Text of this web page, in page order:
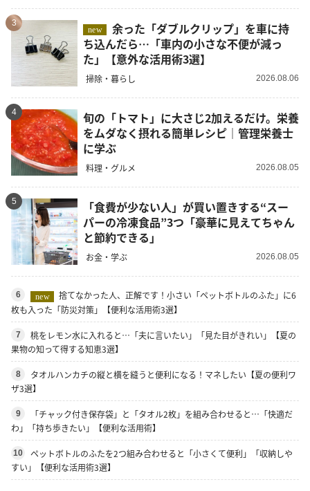
3
new
余った「ダブルクリップ」を車に持
ち込んだら…「車内の小さな不便が減っ
た」【意外な活用術3選】
掃除・暮らし 2026.08.06
4
旬の「トマト」に大さじ2加えるだけ。栄養
をムダなく摂れる簡単レシピ｜管理栄養士
に学ぶ
料理・グルメ 2026.08.05
5
「食費が少ない人」が買い置きする“スー
パーの冷凍食品”3つ「豪華に見えてちゃん
と節約できる」
お金・学ぶ 2026.08.05
6 new
捨てなかった人、正解です！小さい「ペットボトルのふた」に6
枚も入った「防災対策」【便利な活用術3選】
7
桃をレモン水に入れると…「夫に言いたい」「見た目がきれい」【夏の
果物の知って得する知恵3選】
8
タオルハンカチの縦と横を縫うと便利になる！マネしたい【夏の便利ワ
ザ3選】
9
「チャック付き保存袋」と「タオル2枚」を組み合わせると…「快適だ
わ」「持ち歩きたい」【便利な活用術】
10
ペットボトルのふたを2つ組み合わせると「小さくて便利」「収納しや
すい」【便利な活用術3選】